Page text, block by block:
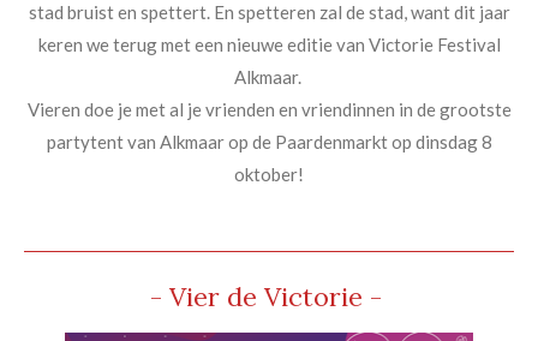
stad bruist en spettert. En spetteren zal de stad, want dit jaar
keren we terug met een nieuwe editie van Victorie Festival
Alkmaar.
Vieren doe je met al je vrienden en vriendinnen in de grootste
partytent van Alkmaar op de Paardenmarkt op dinsdag 8
oktober!
- Vier de Victorie -